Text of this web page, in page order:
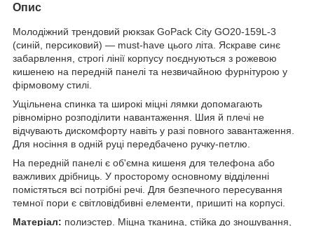
Опис
Молодіжний трендовий рюкзак GoPack City GO20-159L-3
(синій, персиковий) — must-have цього літа. Яскраве синє
забарвлення, строгі лінії корпусу поєднуються з рожевою
кишенею на передній панелі та незвичайною фурнітурою у
фірмовому стилі.
Ущільнена спинка та широкі міцні лямки допомагають
рівномірно розподілити навантаження. Шия й плечі не
відчувають дискомфорту навіть у разі повного завантаження.
Для носіння в одній руці передбачено ручку-петлю.
На передній панелі є об'ємна кишеня для телефона або
важливих дрібниць. У просторому основному відділенні
помістяться всі потрібні речі. Для безпечного пересування
темної пори є світловідбивні елементи, пришиті на корпусі.
Матеріал: полиэстер. Міцна тканина, стійка до зношування,